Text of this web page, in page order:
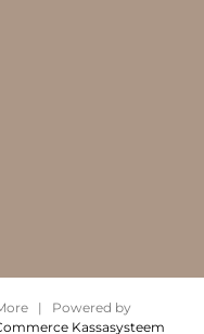
| Powered by
Kassasysteem